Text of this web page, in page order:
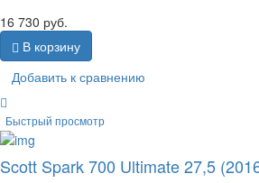
16 730 руб.
В корзину
Добавить к сравнению
Быстрый просмотр
Scott Spark 700 Ultimate 27,5